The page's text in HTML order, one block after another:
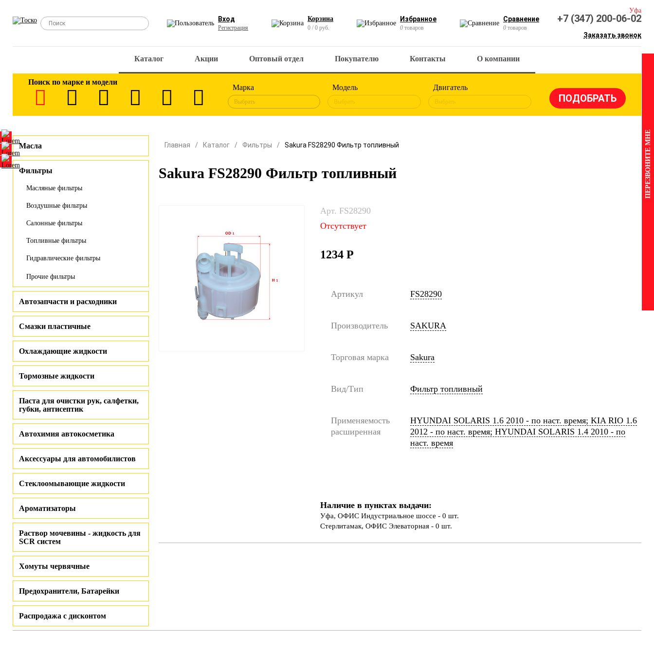
Вход
Регистрация
Корзина
0 / 0 руб.
Избранное
0 товаров
Сравнение
0 товаров
Уфа
+7 (347) 200-06-02
Заказать звонок
Каталог Акции Оптовый отдел Покупателю Контакты О компании
Поиск по марке и модели
Марка
Выбрать
Модель
Выбрать
Двигатель
Выбрать
Масла
Фильтры
Масляные фильтры
Воздушные фильтры
Салонные фильтры
Топливные фильтры
Гидравлические фильтры
Прочие фильтры
Автозапчасти и расходники
Смазки пластичные
Охлаждающие жидкости
Тормозные жидкости
Паста для очистки рук, салфетки,
губки, антисептик
Автохимия автокосметика
Аксессуары для автомобилистов
Стеклоомывающие жидкости
Ароматизаторы
Раствор мочевины - жидкость для
SCR систем
Хомуты червячные
Предохранители, Батарейки
Распродажа с дисконтом
Главная Каталог Фильтры Sakura FS28290 Фильтр топливный
Sakura FS28290 Фильтр топливный
Арт. FS28290
Отсутствует
1234 Р
Артикул FS28290
Производитель SAKURA
Торговая марка Sakura
Вид/Тип Фильтр топливный
Применяемость
расширенная
HYUNDAI SOLARIS 1.6 2010 - по наст. время; KIA RIO 1.6
2012 - по наст. время; HYUNDAI SOLARIS 1.4 2010 - по
наст. время
Наличие в пунктах выдачи:
Уфа, ОФИС Индустриальное шоссе - 0 шт.
Стерлитамак, ОФИС Элеваторная - 0 шт.
ПЕРЕЗВОНИТЕ МНЕ